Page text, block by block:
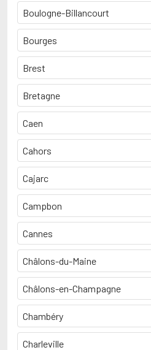
Boulogne-Billancourt
Bourges
Brest
Bretagne
Caen
Cahors
Cajarc
Campbon
Cannes
Châlons-du-Maine
Châlons-en-Champagne
Chambéry
Charleville